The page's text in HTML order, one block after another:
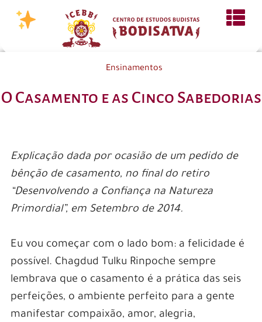
Ensinamentos
O Casamento e as Cinco Sabedorias
Explicação dada por ocasião de um pedido de
bênção de casamento, no final do retiro
“Desenvolvendo a Confiança na Natureza
Primordial”, em Setembro de 2014.
Eu vou começar com o lado bom: a felicidade é
possível. Chagdud Tulku Rinpoche sempre
lembrava que o casamento é a prática das seis
perfeições, o ambiente perfeito para a gente
manifestar compaixão, amor, alegria,